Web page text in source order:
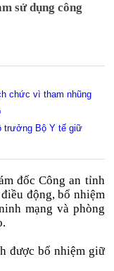
sử dụng công
chức vì tham nhũng
trưởng Bộ Y tế giữ
đốc Công an tỉnh
động, bổ nhiệm
mạng và phòng
được bổ nhiệm giữ